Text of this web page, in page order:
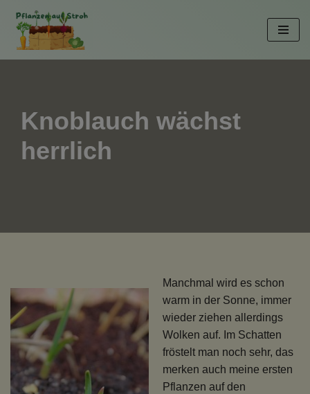
Zum
Knoblauch wächst
herrlich
Manchmal wird es schon
warm in der Sonne, immer
wieder ziehen allerdings
Wolken auf. Im Schatten
fröstelt man noch sehr, das
merken auch meine ersten
Pflanzen auf den